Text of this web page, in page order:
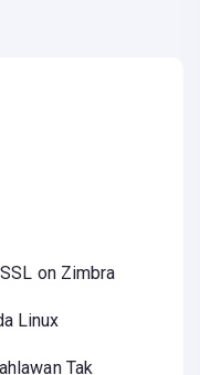
on Zimbra
Linux
Tak